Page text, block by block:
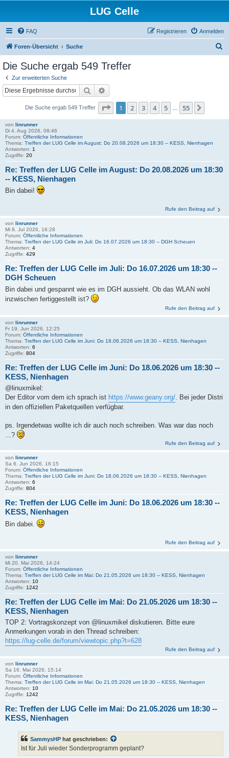
LUG Celle
FAQ Anmelden
Registrieren
Foren-Übersicht Suche
Die Suche ergab 549 Treffer
Zur erweiterten Suche
Suche
Die Suche ergab 549 Treffer Seite 1von 55
1 2 3 4 5 55
von linrunner
Di 4. Aug 2026, 08:46
Forum: Öffentliche Informationen
Thema: Treffen der LUG Celle im August: Do 20.08.2026 um 18:30 -- KESS, Nienhagen
Antworten: 1
Zugriffe: 20
Re: Treffen der LUG Celle im August: Do 20.08.2026 um 18:30
-- KESS, Nienhagen
Bin dabei!
Rufe den Beitrag auf
von linrunner
Mi 8. Jul 2026, 16:28
Forum: Öffentliche Informationen
Thema: Treffen der LUG Celle im Juli: Do 16.07.2026 um 18:30 -- DGH Scheuen
Antworten: 4
Zugriffe: 429
Re: Treffen der LUG Celle im Juli: Do 16.07.2026 um 18:30 --
DGH Scheuen
Bin dabei und gespannt wie es im DGH aussieht. Ob das WLAN wohl
inzwischen fertiggestellt ist?
Rufe den Beitrag auf
von linrunner
Fr 19. Jun 2026, 12:25
Forum: Öffentliche Informationen
Thema: Treffen der LUG Celle im Juni: Do 18.06.2026 um 18:30 -- KESS, Nienhagen
Antworten: 6
Zugriffe: 804
Re: Treffen der LUG Celle im Juni: Do 18.06.2026 um 18:30 --
KESS, Nienhagen
@linuxmikel:
Der Editor vom dem ich sprach ist https://www.geany.org/. Bei jeder Distri
in den offiziellen Paketquellen verfügbar.
ps. Irgendetwas wollte ich dir auch noch schreiben. Was war das noch
...?
Rufe den Beitrag auf
von linrunner
Sa 6. Jun 2026, 16:15
Forum: Öffentliche Informationen
Thema: Treffen der LUG Celle im Juni: Do 18.06.2026 um 18:30 -- KESS, Nienhagen
Antworten: 6
Zugriffe: 804
Re: Treffen der LUG Celle im Juni: Do 18.06.2026 um 18:30 --
KESS, Nienhagen
Bin dabei.
Rufe den Beitrag auf
von linrunner
Mi 20. Mai 2026, 14:24
Forum: Öffentliche Informationen
Thema: Treffen der LUG Celle im Mai: Do 21.05.2026 um 18:30 -- KESS, Nienhagen
Antworten: 10
Zugriffe: 1242
Re: Treffen der LUG Celle im Mai: Do 21.05.2026 um 18:30 --
KESS, Nienhagen
TOP 2: Vortragskonzept von @linuxmikel diskutieren. Bitte eure
Anmerkungen vorab in den Thread schreiben:
https://lug-celle.de/forum/viewtopic.php?t=628
Rufe den Beitrag auf
von linrunner
Sa 16. Mai 2026, 15:14
Forum: Öffentliche Informationen
Thema: Treffen der LUG Celle im Mai: Do 21.05.2026 um 18:30 -- KESS, Nienhagen
Antworten: 10
Zugriffe: 1242
Re: Treffen der LUG Celle im Mai: Do 21.05.2026 um 18:30 --
KESS, Nienhagen
SammysHP hat geschrieben:
Ist für Juli wieder Sonderprogramm geplant?